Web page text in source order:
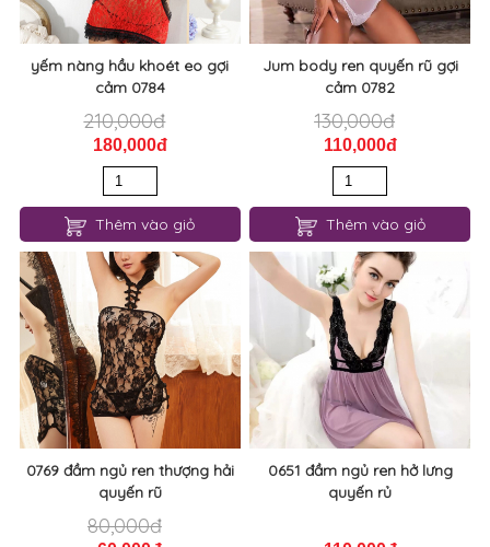
Thêm vào giỏ Thêm vào giỏ
yếm nàng hầu khoét eo gợi
cảm 0784
210,000đ
180,000đ
Thêm vào giỏ
Jum body ren quyến rũ gợi
cảm 0782
130,000đ
110,000đ
Thêm vào giỏ